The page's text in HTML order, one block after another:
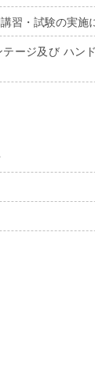
習・試験の実施
ージ及び ハン